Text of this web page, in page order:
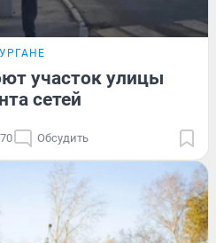
участок улицы
сетей
Обсудить